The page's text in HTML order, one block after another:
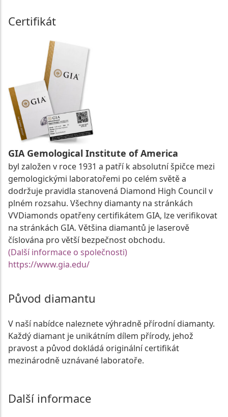
Certifikát
GIA Gemological Institute of America
byl založen v roce 1931 a patří k absolutní špičce mezi
gemologickými laboratořemi po celém světě a
dodržuje pravidla stanovená Diamond High Council v
plném rozsahu. Všechny diamanty na stránkách
VVDiamonds opatřeny certifikátem GIA, lze verifikovat
na stránkách GIA. Většina diamantů je laserově
číslována pro větší bezpečnost obchodu.
(Další informace o společnosti)
https://www.gia.edu/
Původ diamantu
V naší nabídce naleznete výhradně přírodní diamanty.
Každý diamant je unikátním dílem přírody, jehož
pravost a původ dokládá originální certifikát
mezinárodně uznávané laboratoře.
Další informace